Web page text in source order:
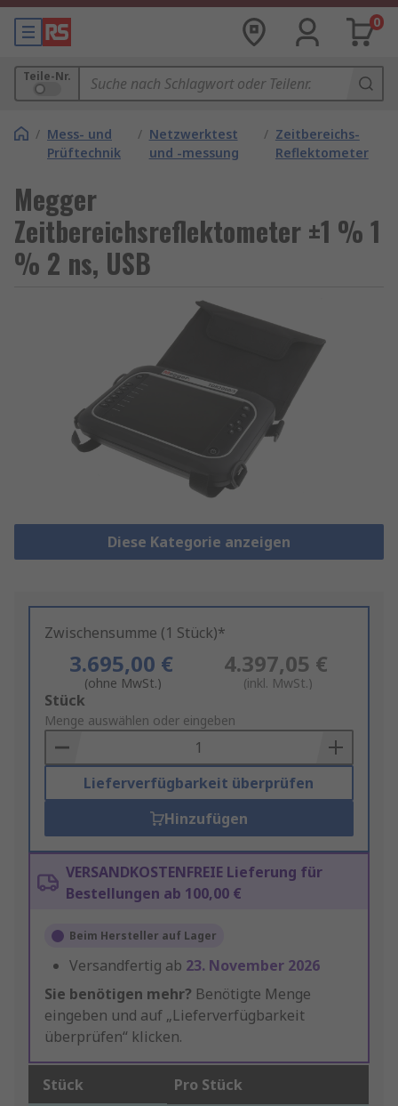
0
Teile-Nr.
/ Mess- und
Prüftechnik
/ Netzwerktest
und -messung
/ Zeitbereichs-
Reflektometer
Megger
Zeitbereichsreflektometer ±1 % 1
% 2 ns, USB
Diese Kategorie anzeigen
Zwischensumme (1 Stück)*
3.695,00 €
(ohne MwSt.)
4.397,05 €
(inkl. MwSt.)
Add
to
Basket
Stück
Menge auswählen oder eingeben
Lieferverfügbarkeit überprüfen
Hinzufügen
VERSANDKOSTENFREIE Lieferung für
Bestellungen ab 100,00 €
Beim Hersteller auf Lager
Versandfertig ab 23. November 2026
Sie benötigen mehr? Benötigte Menge
eingeben und auf „Lieferverfügbarkeit
überprüfen“ klicken.
Stück Pro Stück